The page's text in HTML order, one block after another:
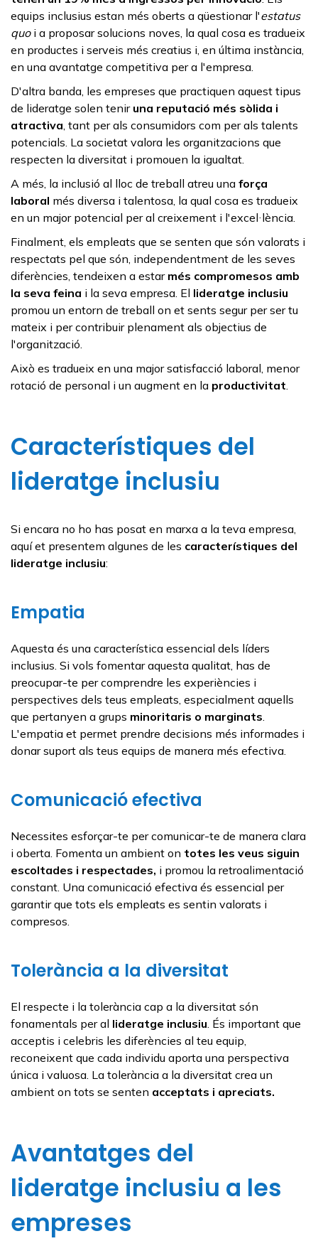
equips inclusius estan més oberts a qüestionar l'estatus
quoi a proposar solucions noves, la qual cosa es tradueix
en productes i serveis més creatius i, en última instància,
en una avantatge competitiva per a l'empresa.
D'altra banda, les empreses que practiquen aquest tipus
de lideratge solen tenir una reputació més sòlida i
atractiva, tant per als consumidors com per als talents
potencials. La societat valora les organitzacions que
respecten la diversitat i promouen la igualtat.
A més, la inclusió al lloc de treball atreu una força
laboral més diversa i talentosa, la qual cosa es tradueix
en un major potencial per al creixement i l'excel·lència.
Finalment, els empleats que se senten que són valorats i
respectats pel que són, independentment de les seves
diferències, tendeixen a estar més compromesos amb
la seva feina i la seva empresa. El lideratge inclusiu
promou un entorn de treball on et sents segur per ser tu
mateix i per contribuir plenament als objectius de
l'organització.
Això es tradueix en una major satisfacció laboral, menor
rotació de personal i un augment en la productivitat.
Característiques del
lideratge inclusiu
Si encara no ho has posat en marxa a la teva empresa,
aquí et presentem algunes de les característiques del
lideratge inclusiu:
Empatia
Aquesta és una característica essencial dels líders
inclusius. Si vols fomentar aquesta qualitat, has de
preocupar-te per comprendre les experiències i
perspectives dels teus empleats, especialment aquells
que pertanyen a grups minoritaris o marginats.
L'empatia et permet prendre decisions més informades i
donar suport als teus equips de manera més efectiva.
Comunicació efectiva
Necessites esforçar-te per comunicar-te de manera clara
i oberta. Fomenta un ambient on totes les veus siguin
escoltades i respectades, i promou la retroalimentació
constant. Una comunicació efectiva és essencial per
garantir que tots els empleats es sentin valorats i
compresos.
Tolerància a la diversitat
El respecte i la tolerància cap a la diversitat són
fonamentals per al lideratge inclusiu. És important que
acceptis i celebris les diferències al teu equip,
reconeixent que cada individu aporta una perspectiva
única i valuosa. La tolerància a la diversitat crea un
ambient on tots se senten acceptats i apreciats.
Avantatges del
lideratge inclusiu a les
empreses